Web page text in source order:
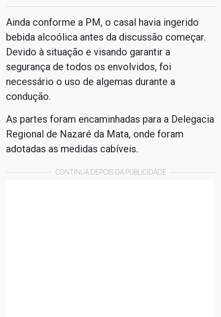
Ainda conforme a PM, o casal havia ingerido
bebida alcoólica antes da discussão começar.
Devido à situação e visando garantir a
segurança de todos os envolvidos, foi
necessário o uso de algemas durante a
condução.
As partes foram encaminhadas para a Delegacia
Regional de Nazaré da Mata, onde foram
adotadas as medidas cabíveis.
CONTINUA DEPOIS DA PUBLICIDADE